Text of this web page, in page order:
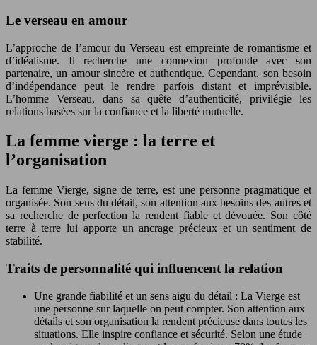
Le verseau en amour
L’approche de l’amour du Verseau est empreinte de romantisme et
d’idéalisme. Il recherche une connexion profonde avec son
partenaire, un amour sincère et authentique. Cependant, son besoin
d’indépendance peut le rendre parfois distant et imprévisible.
L’homme Verseau, dans sa quête d’authenticité, privilégie les
relations basées sur la confiance et la liberté mutuelle.
La femme vierge : la terre et
l’organisation
La femme Vierge, signe de terre, est une personne pragmatique et
organisée. Son sens du détail, son attention aux besoins des autres et
sa recherche de perfection la rendent fiable et dévouée. Son côté
terre à terre lui apporte un ancrage précieux et un sentiment de
stabilité.
Traits de personnalité qui influencent la relation
Une grande fiabilité et un sens aigu du détail : La Vierge est
une personne sur laquelle on peut compter. Son attention aux
détails et son organisation la rendent précieuse dans toutes les
situations. Elle inspire confiance et sécurité. Selon une étude